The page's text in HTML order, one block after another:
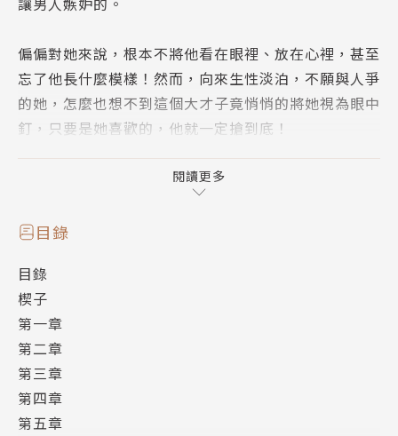
偏偏對她來說，根本不將他看在眼裡、放在心裡，甚至
忘了他長什麼模樣！然而，向來生性淡泊，不願與人爭
的她，怎麼也想不到這個大才子竟悄悄的將她視為眼中
釘，只要是她喜歡的，他就一定搶到底！
唉～～她是招誰惹誰了啊！既然他要，她就給，這總可
以了吧！卻沒想到，她要給，他還不肯乖乖的接受……
閱讀更多
目錄
目錄
楔子
第一章
第二章
第三章
第四章
第五章